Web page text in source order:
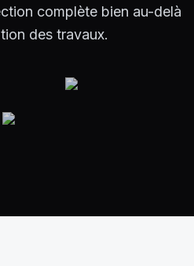
complète bien au-delà
des travaux.